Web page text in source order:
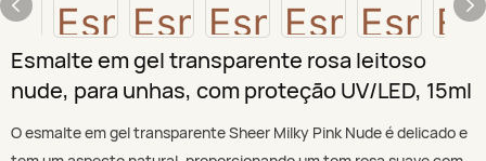
Esmalte em gel transparente rosa leitoso
nude, para unhas, com proteção UV/LED, 15ml
O esmalte em gel transparente Sheer Milky Pink Nude é delicado e